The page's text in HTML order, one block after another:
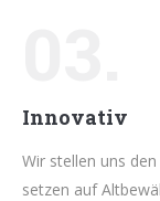
Innovativ
Wir stellen uns
setzen auf